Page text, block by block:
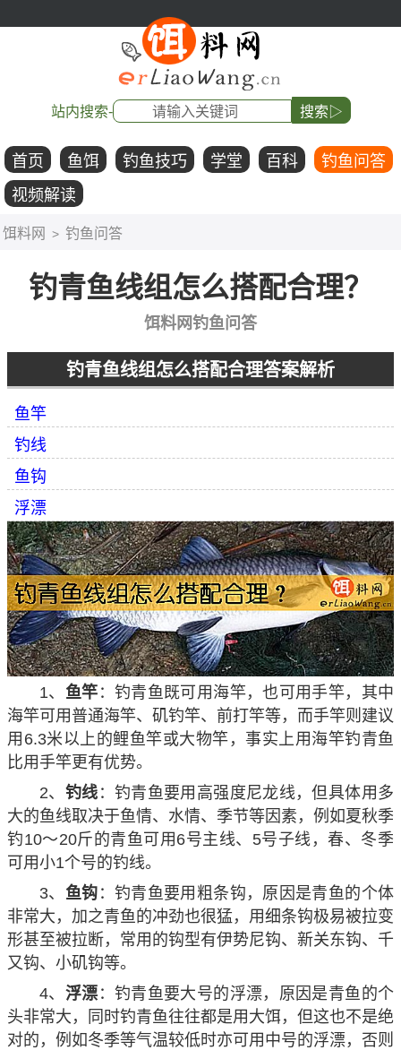
站内搜索- 搜索▷
首页 鱼饵 钓鱼技巧 学堂 百科
钓鱼问答
视频解读
饵料网 > 钓鱼问答
钓青鱼线组怎么搭配合理？
饵料网钓鱼问答
钓青鱼线组怎么搭配合理答案解析
鱼竿
钓线
鱼钩
浮漂
1、 鱼竿 ：钓青鱼既可用海竿，也可用手竿，其中
海竿可用普通海竿、矶钓竿、前打竿等，而手竿则建议
用6.3米以上的鲤鱼竿或大物竿，事实上用海竿钓青鱼
比用手竿更有优势。
2、 钓线 ：钓青鱼要用高强度尼龙线，但具体用多
大的鱼线取决于鱼情、水情、季节等因素，例如夏秋季
钓10～20斤的青鱼可用6号主线、5号子线，春、冬季
可用小1个号的钓线。
3、 鱼钩 ：钓青鱼要用粗条钩，原因是青鱼的个体
非常大，加之青鱼的冲劲也很猛，用细条钩极易被拉变
形甚至被拉断，常用的钩型有伊势尼钩、新关东钩、千
又钩、小矶钩等。
4、 浮漂 ：钓青鱼要大号的浮漂，原因是青鱼的个
头非常大，同时钓青鱼往往都是用大饵，但这也不是绝
对的，例如冬季等气温较低时亦可用中号的浮漂，否则